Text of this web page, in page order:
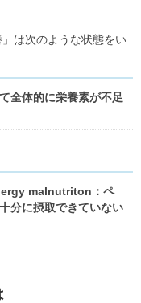
は次のような状態をい
全体的に栄養素が不足
malnutriton：ペ
分に摂取できていない